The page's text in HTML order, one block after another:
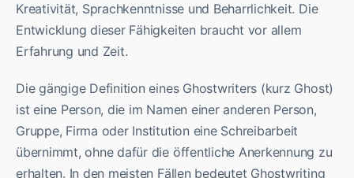
Kreativität, Sprachkenntnisse und Beharrlichkeit. Die
Entwicklung dieser Fähigkeiten braucht vor allem
Erfahrung und Zeit.
Die gängige Definition eines Ghostwriters (kurz Ghost)
ist eine Person, die im Namen einer anderen Person,
Gruppe, Firma oder Institution eine Schreibarbeit
übernimmt, ohne dafür die öffentliche Anerkennung zu
erhalten. In den meisten Fällen bedeutet Ghostwriting